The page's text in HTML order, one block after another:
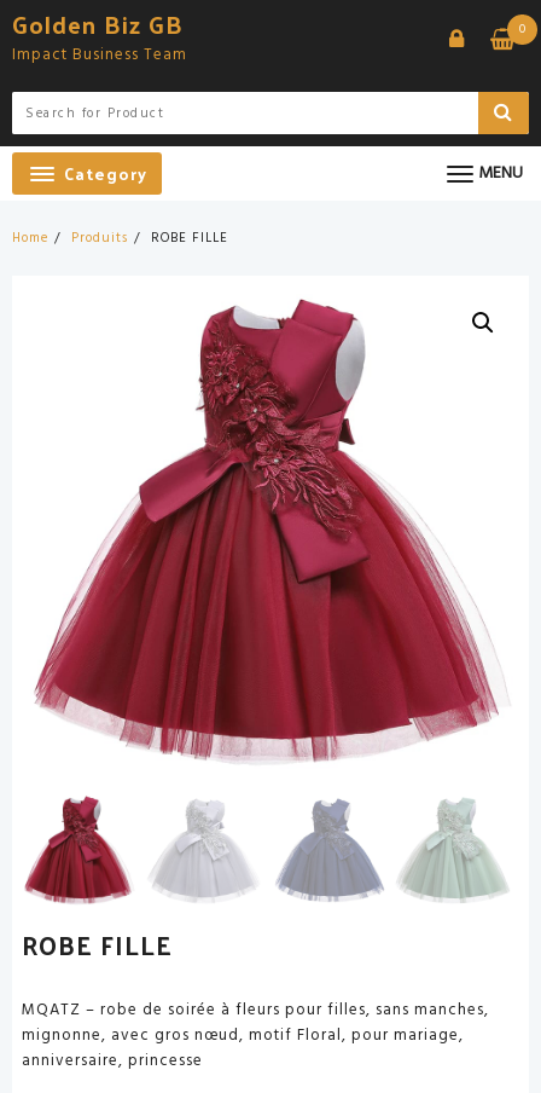
Skip
to
content
Golden Biz GB
Impact Business Team
0
Category MENU
Home Produits ROBE FILLE
ROBE FILLE
MQATZ – robe de soirée à fleurs pour filles, sans manches,
mignonne, avec gros nœud, motif Floral, pour mariage,
anniversaire, princesse